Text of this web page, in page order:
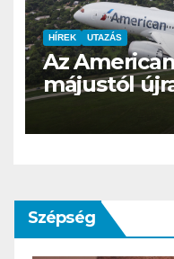
HÍREK UTAZÁS
Az
májustól
járatát
Szépség